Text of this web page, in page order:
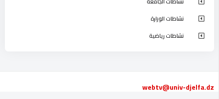
نشاطات الوزارة
نشاطات رياضية
webtv@univ-djelfa.dz